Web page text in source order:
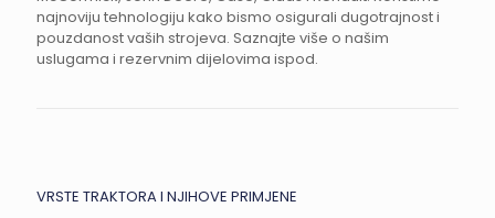
najnoviju tehnologiju kako bismo osigurali dugotrajnost i
pouzdanost vaših strojeva. Saznajte više o našim
uslugama i rezervnim dijelovima ispod.
VRSTE TRAKTORA I NJIHOVE PRIMJENE